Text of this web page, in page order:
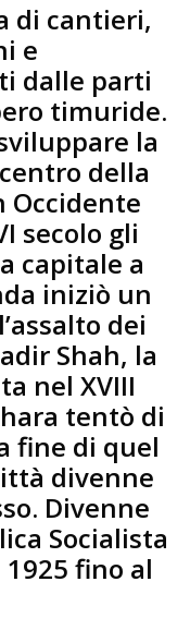
di cantieri,
e
dalle parti
timuride.
la
della
Occidente
secolo gli
capitale a
iniziò un
dei
Shah, la
nel XVIII
tentò di
fine di quel
divenne
Divenne
Socialista
fino al